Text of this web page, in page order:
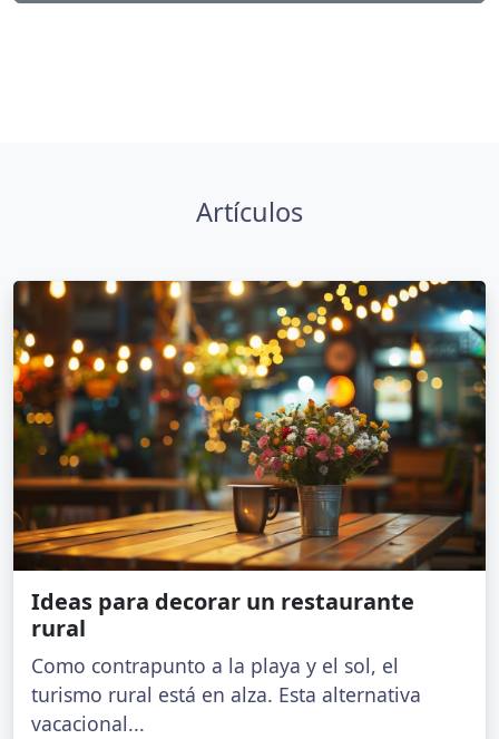
Artículos
Ideas para decorar un restaurante
rural
Como contrapunto a la playa y el sol, el
turismo rural está en alza. Esta alternativa
vacacional...